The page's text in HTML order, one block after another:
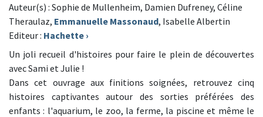
Auteur(s) : Sophie de Mullenheim, Damien Dufreney, Céline
Theraulaz, Emmanuelle Massonaud, Isabelle Albertin
Editeur : Hachette ›
Un joli recueil d'histoires pour faire le plein de découvertes
avec Sami et Julie !
Dans cet ouvrage aux finitions soignées, retrouvez cinq
histoires captivantes autour des sorties préférées des
enfants : l'aquarium, le zoo, la ferme, la piscine et même le